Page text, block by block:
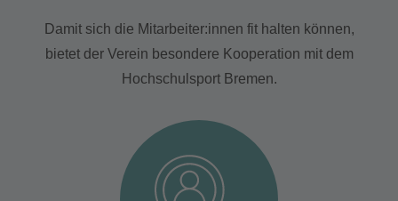
Damit sich die Mitarbeiter:innen fit halten können,
bietet der Verein besondere Kooperation mit dem
Hochschulsport Bremen.